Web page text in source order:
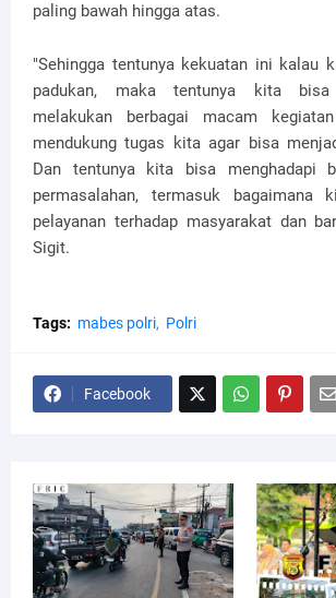
paling bawah hingga atas.
"Sehingga tentunya kekuatan ini kalau
padukan, maka tentunya kita bisa
melakukan berbagai macam
mendukung tugas kita agar bisa
Dan tentunya kita bisa menghadapi
permasalahan, termasuk bagaimana
pelayanan terhadap masyarakat dan
Sigit.
Tags: mabes polri Polri
Facebook